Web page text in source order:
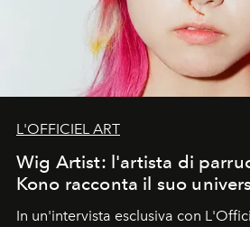
L'OFFICIEL ART
Wig Artist: l'artista di
Kono racconta il suo
In un'intervista esclusiva con